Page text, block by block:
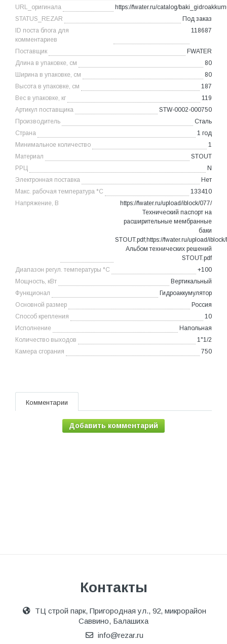
URL_оригинала
https://fwater.ru/catalog/
STATUS_REZAR
Под заказ
ID поста блога для
комментариев
118687
Поставщик
FWATER
Длина в упаковке, см
80
Ширина в упаковке, см
80
Высота в упаковке, см
187
Вес в упаковке, кг
119
Артикул поставщика
STW-0002-000750
Производитель
Сталь
Страна
1 год
Минимальное количество
1
Материал
STOUT
РРЦ
N
Электронная поставка
Нет
Макc. рабочая температура °С
133410
Напряжение, В
https://fwater.ru/upload/iblock/077/
Технический паспорт на
расширительные мембранные
баки
STOUT.pdf;https://fwater.ru/upload/
Альбом технических решений
STOUT.pdf
Диапазон регул. температуры °С
+100
Мощность, кВт
Вертикальный
Функционал
Гидроаккумулятор
Основной размер
Россия
Способ крепления
10
Исполнение
Напольная
Количество выходов
1"1/2
Камера сгорания
750
Комментарии
Добавить комментарий
Контакты
ТЦ строй парк, Пригородная ул., 92, микрорайон
Саввино, Балашиха
info@rezar.ru